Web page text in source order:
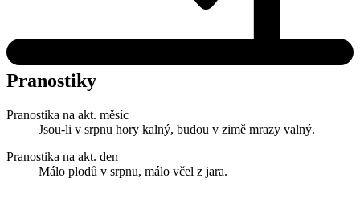
Pranostiky
Pranostika na akt. měsíc
Jsou-li v srpnu hory kalný, budou v zimě mrazy valný.
Pranostika na akt. den
Málo plodů v srpnu, málo včel z jara.